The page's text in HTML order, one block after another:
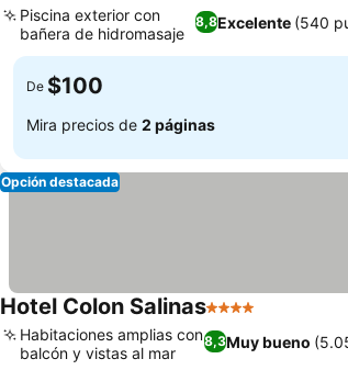
8,8Excelente (540
Piscina exterior con
bañera de hidromasaje
De $100
Mira precios de 2 páginas
Opción destacada
Hotel Colon Salinas4 Estrellas
8,3Muy bueno
Habitaciones amplias con
balcón y vistas al mar